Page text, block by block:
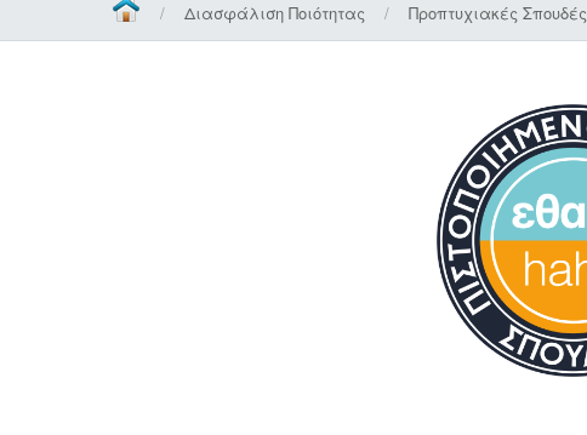
/ Διασφάλιση Ποιότητας / Προπτυχιακές Σπουδές